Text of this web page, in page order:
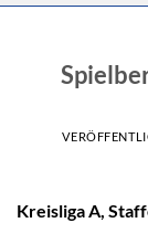
Kreisliga A,